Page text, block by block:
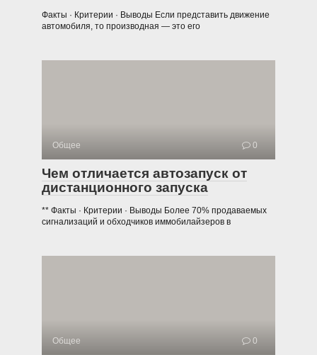
Факты · Критерии · Выводы Если представить движение
автомобиля, то производная — это его
Общее 0
Чем отличается автозапуск от
дистанционного запуска
** Факты · Критерии · Выводы Более 70% продаваемых
сигнализаций и обходчиков иммобилайзеров в
Общее 0